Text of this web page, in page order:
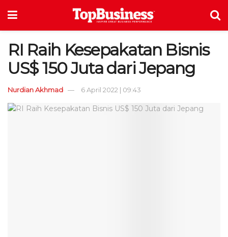
RI Raih Kesepakatan Bisnis
US$ 150 Juta dari Jepang
Nurdian Akhmad 6 April 2022 | 09:43